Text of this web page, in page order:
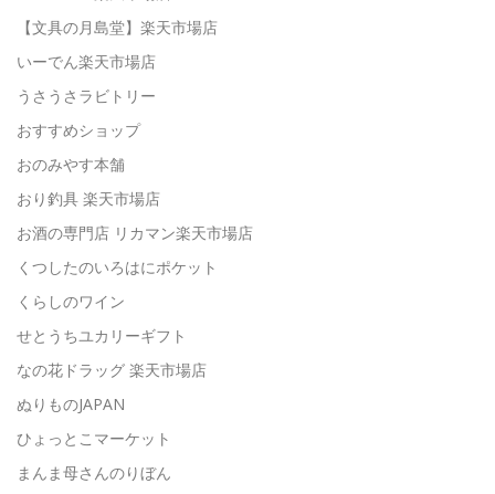
【文具の月島堂】楽天市場店
いーでん楽天市場店
うさうさラビトリー
おすすめショップ
おのみやす本舗
おり釣具 楽天市場店
お酒の専門店 リカマン楽天市場店
くつしたのいろはにポケット
くらしのワイン
せとうちユカリーギフト
なの花ドラッグ 楽天市場店
ぬりものJAPAN
ひょっとこマーケット
まんま母さんのりぼん